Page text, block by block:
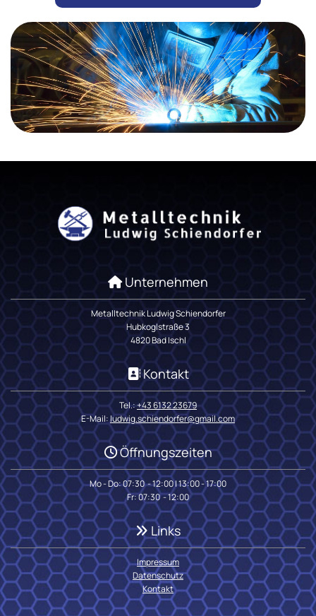
Unternehmen
Metalltechnik Ludwig Schiendorfer
Hubkoglstraße 3
4820 Bad Ischl
Kontakt
Tel.:+43 6132 23679
E-Mail:ludwig.schiendorfer@gmail.com
Öffnungszeiten
Mo - Do: 07:30 - 12:00 | 13:00 - 17:00
Fr: 07:30 - 12:00
 Links
Impressum
Datenschutz
Kontakt